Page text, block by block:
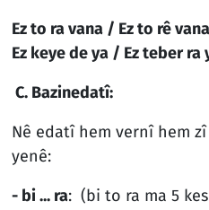
Ez to ra vana / Ez to rê vana
Ez keye de ya / Ez teber ra
C. Bazinedatî:
Nê edatî hem vernî hem
yenê:
- bi ... ra: (bi to ra ma 5